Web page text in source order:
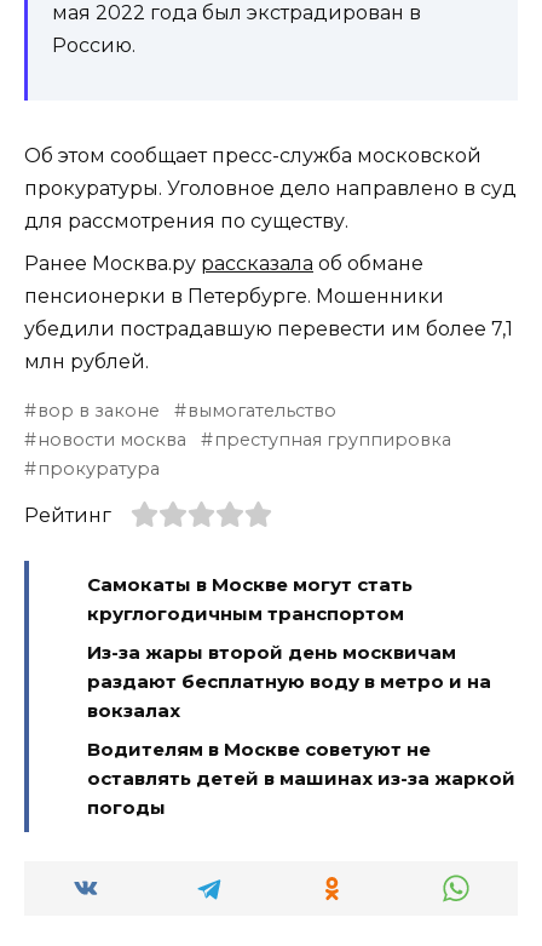
мая 2022 года был экстрадирован в
Россию.
Об этом сообщает пресс-служба московской
прокуратуры. Уголовное дело направлено в суд
для рассмотрения по существу.
Ранее Москва.ру рассказала об обмане
пенсионерки в Петербурге. Мошенники
убедили пострадавшую перевести им более 7,1
млн рублей.
вор в законе
вымогательство
новости москва
преступная группировка
прокуратура
Рейтинг
Самокаты в Москве могут стать
круглогодичным транспортом
Из-за жары второй день москвичам
раздают бесплатную воду в метро и на
вокзалах
Водителям в Москве советуют не
оставлять детей в машинах из-за жаркой
погоды